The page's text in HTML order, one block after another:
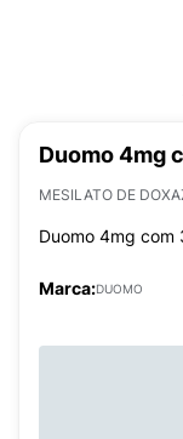
Duomo 4mg
MESILATO DE
Duomo 4mg com
Marca:DUOMO